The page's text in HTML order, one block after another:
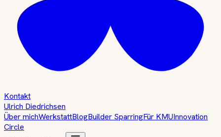
Kontakt
Ulrich Diedrichsen
Über michWerkstattBlogBuilder SparringFür KMUInnovation
Circle